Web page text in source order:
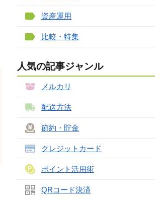
資産運用
比較・特集
人気の記事ジャンル
メルカリ
配送方法
節約・貯金
クレジットカード
ポイント活用術
QRコード決済